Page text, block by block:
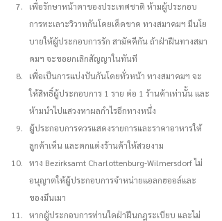
เพื่อรักษาหน้าตาของประเทศชาติ ห้ามผู้ประกอบ
การทะเลาะวิวาทกันโดยเด็ดขาด ทางสมาคมฯ มีนโย
บายให้ผู้ประกอบการรัก สามัคคีกัน ถ้าฝ่าฝืนทางสมา
คมฯ จะขอยกเลิกสัญญาในทันที
เพื่อเป็นการแบ่งปันกันโดยทั่วหน้า ทางสมาคมฯ จะ
ให้สิทธิ์ผู้ประกอบการ 1 ราย ต่อ 1 ร้านค้าเท่านั้น และ
ห้ามนำไปแสวงหาผลกำไรอีกทางหนึ่ง
ผู้ประกอบการควรแสดงรายการและราคาอาหารให้
ลูกค้าเห็น และตกแต่งร้านค้าให้สวยงาม
ทาง Bezirksamt Charlottenburg-Wilmersdorf ไม่
อนุญาตให้ผู้ประกอบการจำหน่ายแอลกฮออล์และ
ของมึนเมา
หากผู้ประกอบการท่านใดฝ่าฝืนกฎระเบียบ และไม่